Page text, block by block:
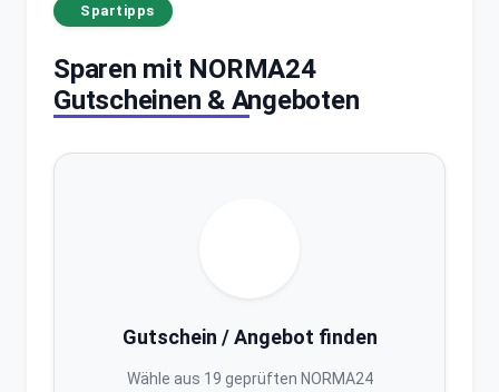
Spartipps
Sparen mit NORMA24
Gutscheinen & Angeboten
Gutschein / Angebot finden
Wähle aus 19 geprüften NORMA24